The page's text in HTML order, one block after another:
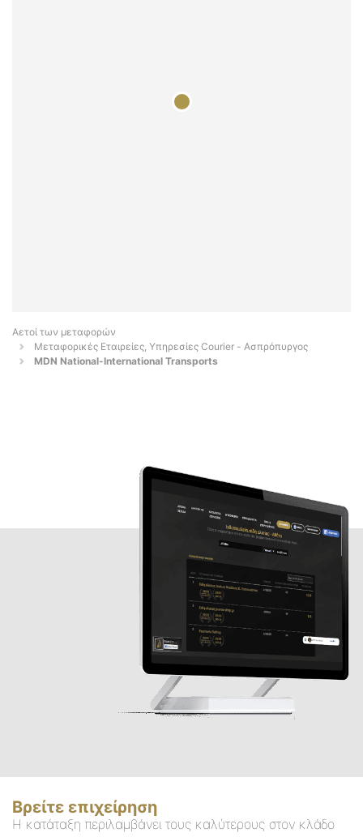
Αετοί των μεταφορών
Μεταφορικές Εταιρείες, Υπηρεσίες Courier - Ασπρόπυργος
ΜDN National-International Transports
Βρείτε επιχείρηση
Η κατάταξη περιλαμβάνει τους καλύτερους στον κλάδο